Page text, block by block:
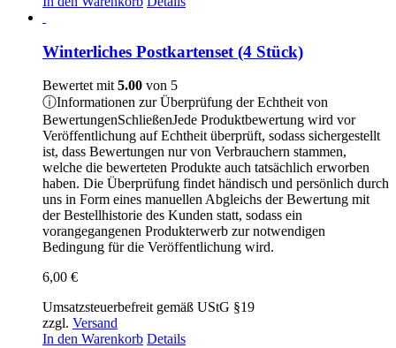
Winterliches Postkartenset (4 Stück)
Bewertet mit 5.00 von 5
ⓘInformationen zur Überprüfung der Echtheit von
BewertungenSchließenJede Produktbewertung wird vor
Veröffentlichung auf Echtheit überprüft, sodass sichergestellt
ist, dass Bewertungen nur von Verbrauchern stammen,
welche die bewerteten Produkte auch tatsächlich erworben
haben. Die Überprüfung findet händisch und persönlich durch
uns in Form eines manuellen Abgleichs der Bewertung mit
der Bestellhistorie des Kunden statt, sodass ein
vorangegangenen Produkterwerb zur notwendigen
Bedingung für die Veröffentlichung wird.
6,00 €
Umsatzsteuerbefreit gemäß UStG §19
zzgl. Versand
In den Warenkorb Details